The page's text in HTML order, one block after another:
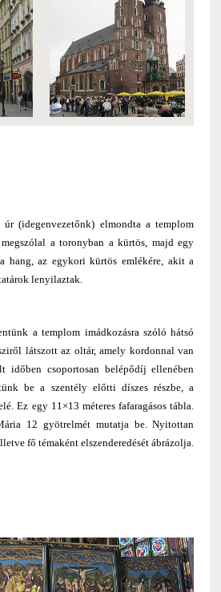
(idegenvezetőnk) elmondta a templom
a toronyban a kürtös, majd egy
hang, az egykori kürtös emlékére, akit a
lenyilaztak.
a templom imádkozásra szóló hátsó
látszott az oltár, amely kordonnal van
időben csoportosan belépődíj ellenében
be a szentély előtti díszes részbe, a
Ez egy 11×13 méteres fafaragásos tábla.
12 gyötrelmét mutatja be. Nyitottan
fő témaként elszenderedését ábrázolja.